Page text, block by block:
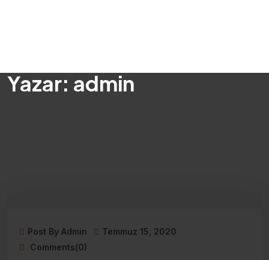
Yazar: admin
Post By Admin
Temmuz 15, 2020
Comments(0)